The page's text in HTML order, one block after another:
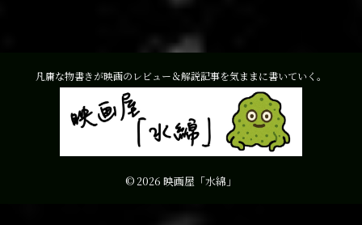
凡庸な物書きが映画のレビュー＆解説記事を気ままに書いていく。
© 2026 映画屋「水綿」